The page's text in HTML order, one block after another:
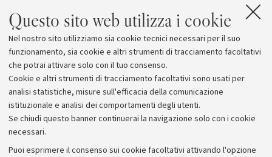
Questo sito web utilizza i cookie
Nel nostro sito utilizziamo sia cookie tecnici necessari per il suo
funzionamento, sia cookie e altri strumenti di tracciamento facoltativi
che potrai attivare solo con il tuo consenso.
Cookie e altri strumenti di tracciamento facoltativi sono usati per
analisi statistiche, misure sull'efficacia della comunicazione
istituzionale e analisi dei comportamenti degli utenti.
Se chiudi questo banner continuerai la navigazione solo con i cookie
necessari.
Puoi esprimere il consenso sui cookie facoltativi attivando l'opzione
Allegati
Elenco degli artisti che partecipno
all'esposizione[254.0 KB]
Archivio